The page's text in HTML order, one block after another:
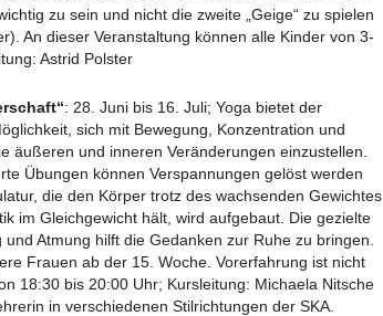
zu sein und nicht die zweite „Geige“ zu spielen
An dieser Veranstaltung können alle Kinder von 3-
Astrid Polster
: 28. Juni bis 16. Juli; Yoga bietet der
sich mit Bewegung, Konzentration und
äußeren und inneren Veränderungen einzustellen.
Übungen können Verspannungen gelöst werden
die den Körper trotz des wachsenden Gewichtes
im Gleichgewicht hält, wird aufgebaut. Die gezielte
Atmung hilft die Gedanken zur Ruhe zu bringen.
Frauen ab der 15. Woche. Vorerfahrung ist nicht
18:30 bis 20:00 Uhr; Kursleitung: Michaela Nitsche
in verschiedenen Stilrichtungen der SKA.